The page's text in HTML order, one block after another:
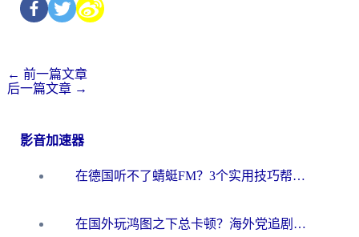
← 前一篇文章
后一篇文章 →
影音加速器
在德国听不了蜻蜓FM？3个实用技巧帮你解锁国内影音自由
在国外玩鸿图之下总卡顿？海外党追剧听歌的3个实用解决方案